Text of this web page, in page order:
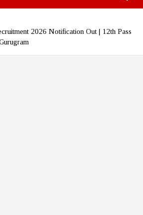
2026 Notification Out | 12th Pass